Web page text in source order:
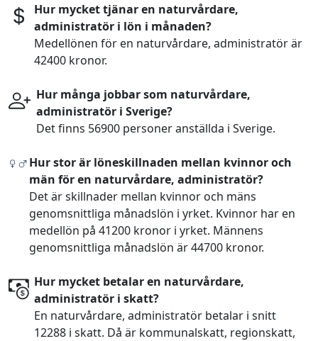
Hur mycket tjänar en naturvårdare,
administratör i lön i månaden?
Medellönen för en naturvårdare, administratör är
42400 kronor.
Hur många jobbar som naturvårdare,
administratör i Sverige?
Det finns 56900 personer anställda i Sverige.
Hur stor är löneskillnaden mellan kvinnor och
män för en naturvårdare, administratör?
Det är skillnader mellan kvinnor och mäns
genomsnittliga månadslön i yrket. Kvinnor har en
medellön på 41200 kronor i yrket. Männens
genomsnittliga månadslön är 44700 kronor.
Hur mycket betalar en naturvårdare,
administratör i skatt?
En naturvårdare, administratör betalar i snitt
12288 i skatt. Då är kommunalskatt, regionskatt,